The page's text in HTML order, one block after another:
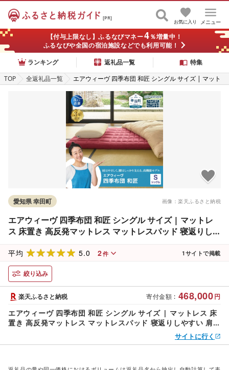
[PR]
メニュー
お気に入り
【付与上限なし】ふるなびマネー4％増量中！
ふるなびや全国の宿泊施設などでも利用可能！
ランキング
返礼品一覧
特集
TOP
全返礼品一覧
エアウィーヴ 四季布団 和匠 シングル サイズ | マット
レス 床置き 高反発マットレス マットレスパッド 寝返
りしやすい 肩周りが柔らかい 体圧分散マットレス 敷布
団 寝具 折りたたみ 三つ折り 収納 マットレス 日本製 ai
rweave
画像：楽天ふるさと納税
愛知県 幸田町
エアウィーヴ 四季布団 和匠 シングル サイズ | マットレ
ス 床置き 高反発マットレス マットレスパッド 寝返りしや
折りたたみ 三つ折り 収納 マットレス 日本製 airweave
平均 5.0 2件 1サイトで掲載
絞り込み
寄付金額 : 468,000円
楽天ふるさと納税
エアウィーヴ 四季布団 和匠 シングル サイズ | マットレス 床
置き 高反発マットレス マットレスパッド 寝返りしやすい 肩周
りが柔らかい 体圧分散マットレス 敷布団 寝具 折りたたみ 三
つ折り 収納 マットレス 日本製 airweave
サイトに行く